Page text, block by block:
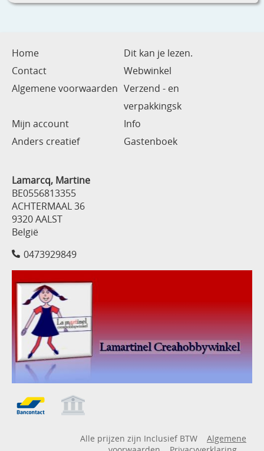
Home
Dit kan je lezen.
Contact
Webwinkel
Algemene voorwaarden Verzend - en
verpakkingsk
Mijn account
Info
Anders creatief
Gastenboek
Lamarcq, Martine
BE0556813355
ACHTERMAAL 36
9320 AALST
België
0473929849
Alle prijzen zijn Inclusief BTW
Algemene